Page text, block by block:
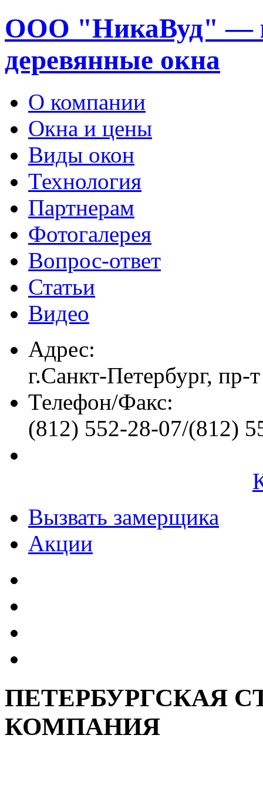
ООО "НикаВуд" —
деревянные окна
О компании
Окна и цены
Виды окон
Технология
Партнерам
Фотогалерея
Вопрос-ответ
Статьи
Видео
Адрес:
г.Санкт-Петербург, пр-
Телефон/Факс:
(812) 552-28-07/(812)
Вызвать замерщика
Акции
ПЕТЕРБУРГСКАЯ
КОМПАНИЯ